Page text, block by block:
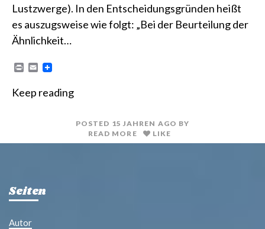
Lustzwerge). In den Entscheidungsgründen heißt
es auszugsweise wie folgt: „Bei der Beurteilung der
Ähnlichkeit…
n
E
i
Keep reading
POSTED 15 JAHREN AGO BY
READ MORE
LIKE
Seiten
Autor